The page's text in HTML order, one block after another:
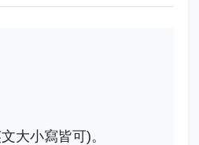
大小寫皆可)。